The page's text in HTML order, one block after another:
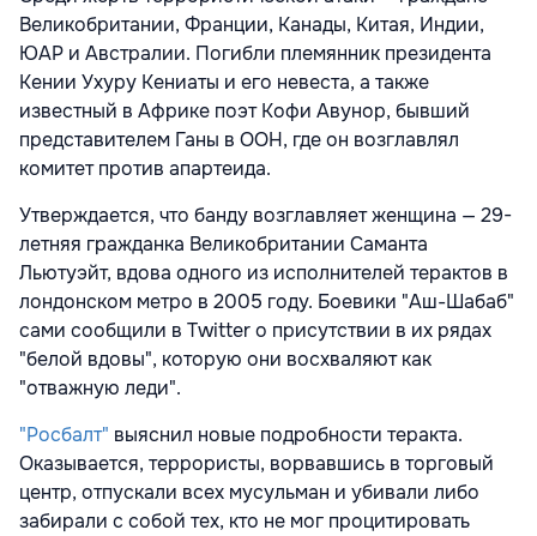
Великобритании, Франции, Канады, Китая, Индии,
ЮАР и Австралии. Погибли племянник президента
Кении Ухуру Кениаты и его невеста, а также
известный в Африке поэт Кофи Авунор, бывший
представителем Ганы в ООН, где он возглавлял
комитет против апартеида.
Утверждается, что банду возглавляет женщина — 29-
летняя гражданка Великобритании Саманта
Льютуэйт, вдова одного из исполнителей терактов в
лондонском метро в 2005 году. Боевики "Аш-Шабаб"
сами сообщили в Twitter о присутствии в их рядах
"белой вдовы", которую они восхваляют как
"отважную леди".
"Росбалт" выяснил новые подробности теракта.
Оказывается, террористы, ворвавшись в торговый
центр, отпускали всех мусульман и убивали либо
забирали с собой тех, кто не мог процитировать